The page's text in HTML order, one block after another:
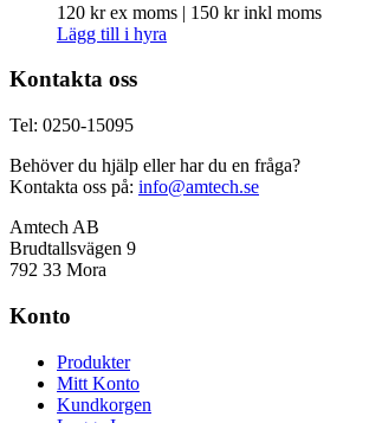
120 krex moms | 150 krinkl moms
Lägg till i hyra
Kontakta oss
Tel: 0250-15095
Behöver du hjälp eller har du en fråga?
Kontakta oss på: info@amtech.se
Amtech AB
Brudtallsvägen 9
792 33 Mora
Konto
Produkter
Mitt Konto
Kundkorgen